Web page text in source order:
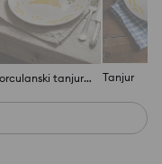
Porculanski tanjur s motivom zeca Tanjur